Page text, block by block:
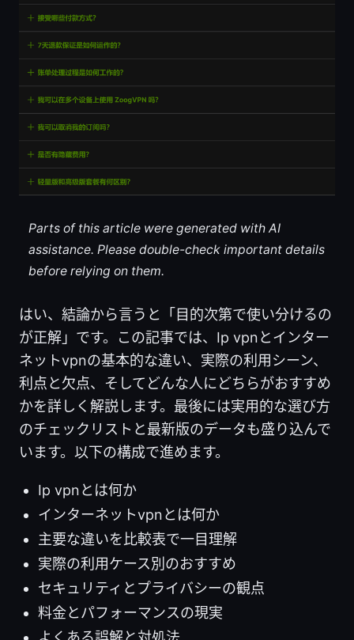
Parts of this article were generated with AI
assistance. Please double-check important details
before relying on them.
はい、結論から言うと「目的次第で使い分けるの
が正解」です。この記事では、Ip vpnとインター
ネットvpnの基本的な違い、実際の利用シーン、
利点と欠点、そしてどんな人にどちらがおすすめ
かを詳しく解説します。最後には実用的な選び方
のチェックリストと最新版のデータも盛り込んで
います。以下の構成で進めます。
Ip vpnとは何か
インターネットvpnとは何か
主要な違いを比較表で一目理解
実際の利用ケース別のおすすめ
セキュリティとプライバシーの観点
料金とパフォーマンスの現実